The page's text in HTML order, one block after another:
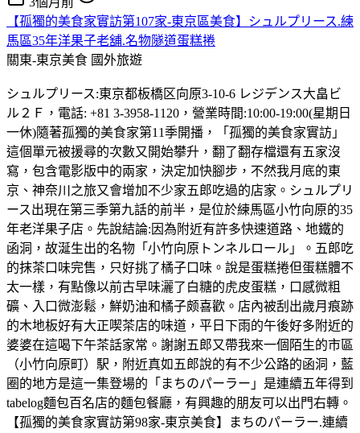
【孤獨的美食家實訪第107家-東京區美食】シュルプリース.練
馬區35年洋果子老舖.名物隧道蛋糕捲
關東-東京美食 國外旅遊
シュルプリース:東京都板橋区向原3-10-6 レジデンス大畠ビ
ル２Ｆ，電話: +81 3-3958-1120，營業時間:10:00-19:00(星期日
一休)隨著孤獨的美食家第11季開播，「孤獨的美食家實訪」
這個單元被援尋的次數又開始攀升，翻了翻存檔還有五家沒
寫，包含電影版中的兩家，決定加快腳步，不然我月底的東
京、神奈川之旅又會增加不少家五郎吃過的店家。シュルプリ
ース出現在第三季第九話的前半，是位於練馬區小竹向原的35
年老洋果子店。先說結論:因為附近有許多快速道路、地鐵的
函洞，故涎生出的名物「小竹向原トンネルロール」。五郎吃
的抹茶口味完售，只好挑了橘子口味。說是蛋糕捲但蛋糕體不
太一樣，有點像以前古早味灑了白糖的虎皮蛋糕，口感微粗
礦、入口微澎鬆，鮮奶油和橘子颇喜歡。店內被刮出歲月痕跡
的木地板好有大正喫茶店的味道，平日下雨的午後好多附近的
婆婆在這喝下午茶話家常。謝謝五郎又帶我來一個陌生的市區
（小竹向原町）駅，附近真如五郎說的有不少公路的函洞，藍
圈的地方是這一集登場的「まちのパーラー」是連續五年得到
tabelog麵包百名店的麵包餐廳，有興趣的朋友可以出門右轉。
【孤獨的美食家實訪第98家-東京美食】まちのパーラー.連續